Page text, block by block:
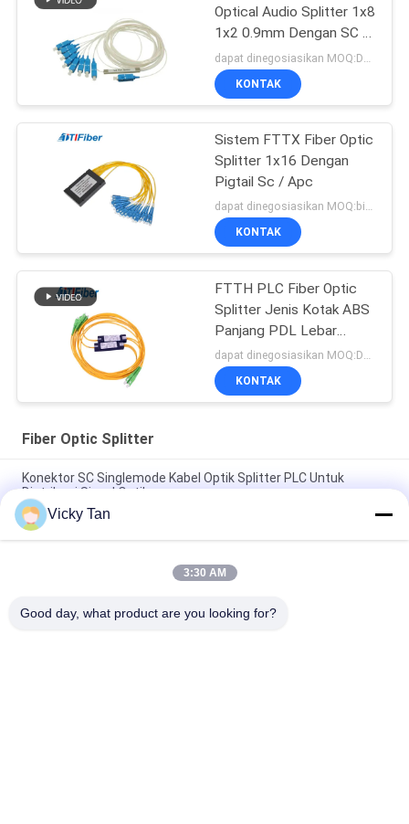
Optical Audio Splitter 1x8
1x2 0.9mm Dengan SC /
UPC APC Connector
KONTAK
Sistem FTTX Fiber Optic
Splitter 1x16 Dengan
Pigtail Sc / Apc
dapat dinegosiasikan MOQ:bisa dinegosiasikan
KONTAK
FTTH PLC Fiber Optic
Splitter Jenis Kotak ABS
Panjang PDL Lebar
Operasi Panjang
dapat dinegosiasikan MOQ:Dapat dinegosiasikan
KONTAK
Fiber Optic Splitter
Konektor SC Singlemode Kabel Optik Splitter PLC Untuk
Distribusi Sinyal Optik
Pemisah Optik PLC ABS SC APC SC UPC Fiber Optic PLC
Splitter 1x8 1x32 1x16 1x64
FTTH Pasif Fiber Optic Cable Splitter 1x2 Spliter PLC 1x4 1x8
Vicky Tan
3:30 AM
Good day, what product are you looking for?